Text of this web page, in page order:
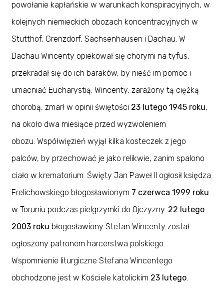
powołanie kapłańskie w warunkach konspiracyjnych, w
kolejnych niemieckich obozach koncentracyjnych w
Stutthof, Grenzdorf, Sachsenhausen i Dachau. W
Dachau Wincenty opiekował się chorymi na tyfus,
przekradał się do ich baraków, by nieść im pomoc i
umacniać Eucharystią. Wincenty, zarażony tą ciężką
chorobą, zmarł w opinii świętości 23 lutego 1945 roku,
na około dwa miesiące przed wyzwoleniem
obozu. Współwięzień wyjął kilka kosteczek z jego
palców, by przechować je jako relikwie, zanim spalono
ciało w krematorium. Święty Jan Paweł II ogłosił księdza
Frelichowskiego błogosławionym 7 czerwca 1999 roku
w Toruniu podczas pielgrzymki do Ojczyzny. 22 lutego
2003 roku błogosławiony Stefan Wincenty został
ogłoszony patronem harcerstwa polskiego.
Wspomnienie liturgiczne Stefana Wincentego
obchodzone jest w Kościele katolickim 23 lutego.